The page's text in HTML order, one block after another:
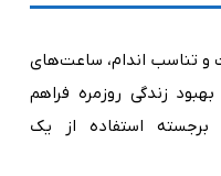
و تناسب اندام، ساعت‌های
زندگی روزمره فراهم
برجسته استفاده از یک